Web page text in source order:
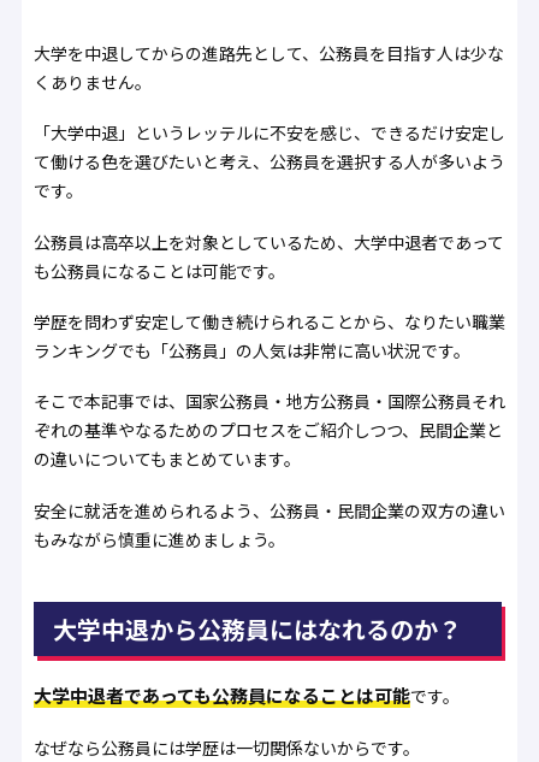
大学を中退してからの進路先として、公務員を目指す人は少な
くありません。
「大学中退」というレッテルに不安を感じ、できるだけ安定し
て働ける色を選びたいと考え、公務員を選択する人が多いよう
です。
公務員は高卒以上を対象としているため、大学中退者であって
も公務員になることは可能です。
学歴を問わず安定して働き続けられることから、なりたい職業
ランキングでも「公務員」の人気は非常に高い状況です。
そこで本記事では、国家公務員・地方公務員・国際公務員それ
ぞれの基準やなるためのプロセスをご紹介しつつ、民間企業と
の違いについてもまとめています。
安全に就活を進められるよう、公務員・民間企業の双方の違い
もみながら慎重に進めましょう。
大学中退から公務員にはなれるのか？
大学中退者であっても公務員になることは可能です。
なぜなら公務員には学歴は一切関係ないからです。